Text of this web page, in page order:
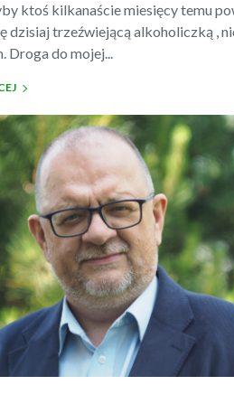
ktoś kilkanaście miesięcy temu
dzisiaj trzeźwiejącą alkoholiczką ,
Droga do mojej...